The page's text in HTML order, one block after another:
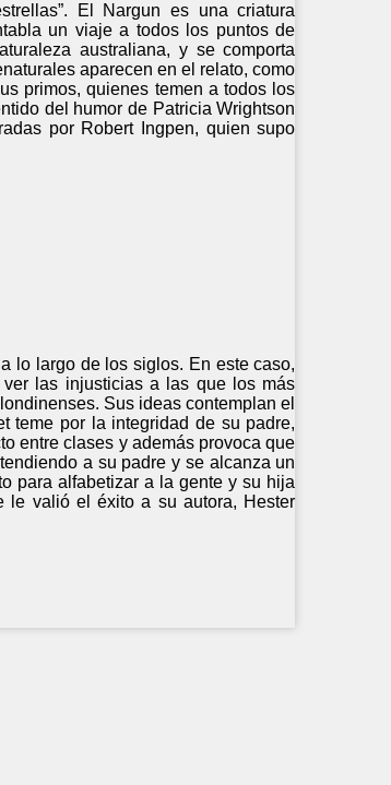
El Nargun es una criatura
un viaje a todos los puntos de
australiana, y se comporta
aparecen en el relato, como
primos, quienes temen a todos los
del humor de Patricia Wrightson
por Robert Ingpen, quien supo
lo largo de los siglos. En este caso,
las injusticias a las que los más
Sus ideas contemplan el
teme por la integridad de su padre,
entre clases y además provoca que
a su padre y se alcanza un
para alfabetizar a la gente y su hija
le valió el éxito a su autora, Hester